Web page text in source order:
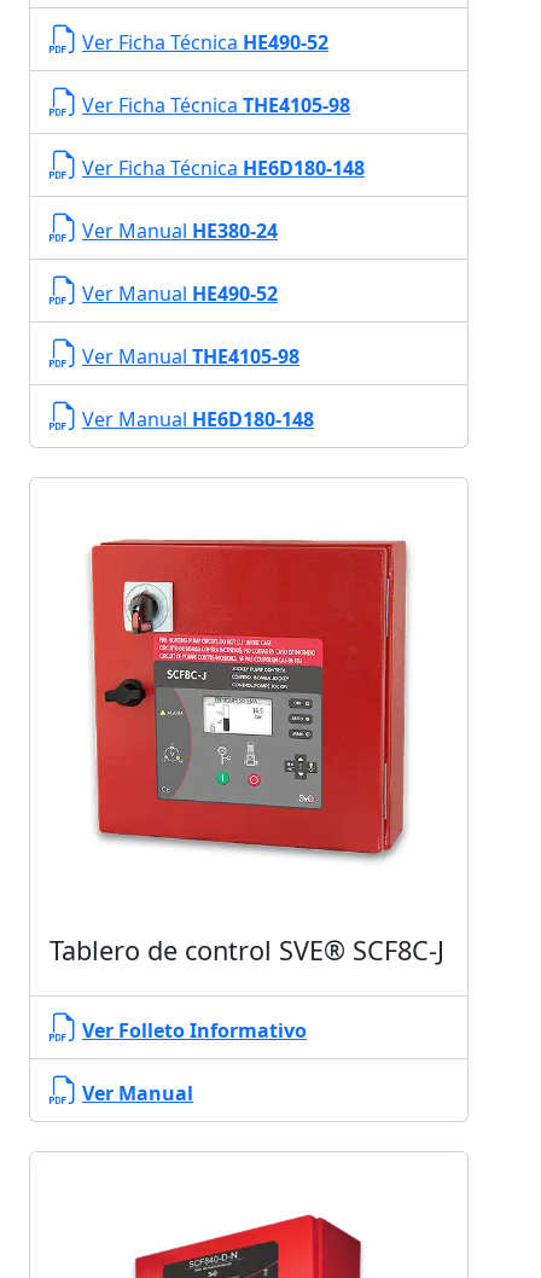
Ver Ficha Técnica HE490-52
Ver Ficha Técnica THE4105-98
Ver Ficha Técnica HE6D180-148
Ver Manual HE380-24
Ver Manual HE490-52
Ver Manual THE4105-98
Ver Manual HE6D180-148
Tablero de control SVE® SCF8C-J
Ver Folleto Informativo
Ver Manual